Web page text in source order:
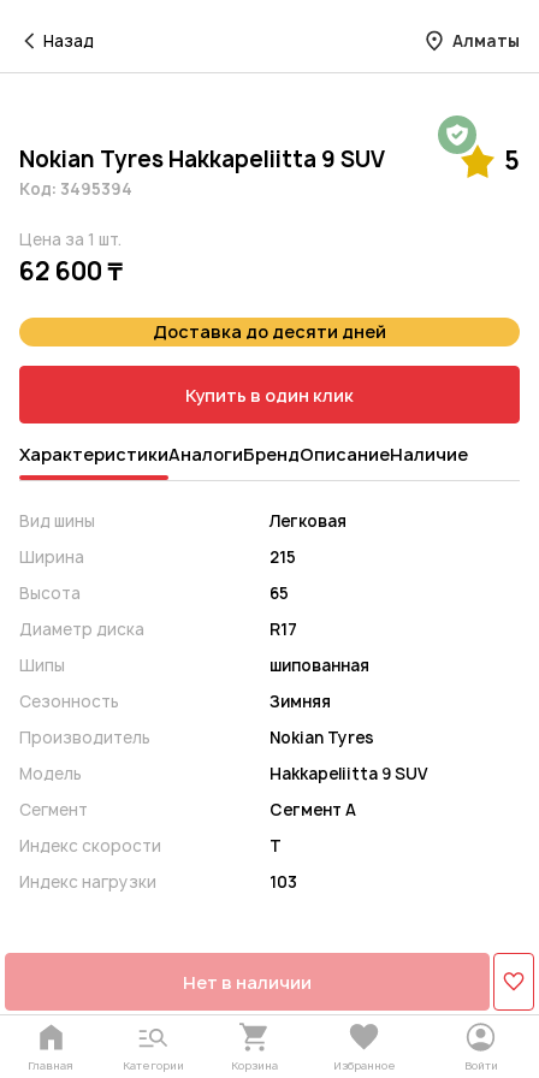
Назад Алматы
Nokian Tyres Hakkapeliitta 9 SUV 5
Код: 3495394
Цена за 1 шт.
62 600 ₸
Доставка до десяти дней
Купить в один клик
ХарактеристикиАналогиБрендОписаниеНаличие
Вид шины
Легковая
Ширина
215
Высота
65
Диаметр диска
R17
Шипы
шипованная
Сезонность
Зимняя
Производитель
Nokian Tyres
Модель
Hakkapeliitta 9 SUV
Сегмент
Сегмент A
Индекс скорости
T
Индекс нагрузки
103
Нет в наличии
Главная Категории Корзина Избранное Войти